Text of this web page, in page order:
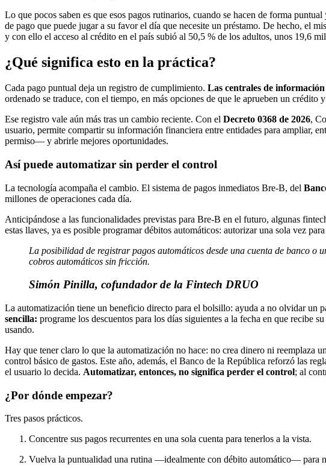
Lo que pocos saben es que esos pagos rutinarios, cuando se hacen de forma
de pago que puede jugar a su favor el día que necesite un préstamo. De hecho, el
y con ello el acceso al crédito en el país subió al 50,5 % de los adultos, unos 19,6
¿Qué significa esto en la práctica?
Cada pago puntual deja un registro de cumplimiento. Las centrales de información
ordenado se traduce, con el tiempo, en más opciones de que le aprueben un crédito
Ese registro vale aún más tras un cambio reciente. Con el Decreto 0368 de 2026,
usuario, permite compartir su información financiera entre entidades para ampliar,
permiso— y abrirle mejores oportunidades.
Así puede automatizar sin perder el control
La tecnología acompaña el cambio. El sistema de pagos inmediatos Bre-B, del
millones de operaciones cada día.
Anticipándose a las funcionalidades previstas para Bre-B en el futuro, algunas
estas llaves, ya es posible programar débitos automáticos: autorizar una sola vez
La posibilidad de registrar pagos automáticos desde una cuenta de banco o
cobros automáticos sin fricción.
Simón Pinilla, cofundador de la Fintech DRUO
La automatización tiene un beneficio directo para el bolsillo: ayuda a no olvidar un
sencilla: programe los descuentos para los días siguientes a la fecha en que recibe
usando.
Hay que tener claro lo que la automatización no hace: no crea dinero ni reemplaza
control básico de gastos. Este año, además, el Banco de la República reforzó las
el usuario lo decida. Automatizar, entonces, no significa perder el control; al
¿Por dónde empezar?
Tres pasos prácticos.
Concentre sus pagos recurrentes en una sola cuenta para tenerlos a la vista.
Vuelva la puntualidad una rutina —idealmente con débito automático— para